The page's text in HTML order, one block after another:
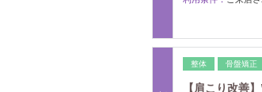
整体 骨盤矯正
【肩こり改善